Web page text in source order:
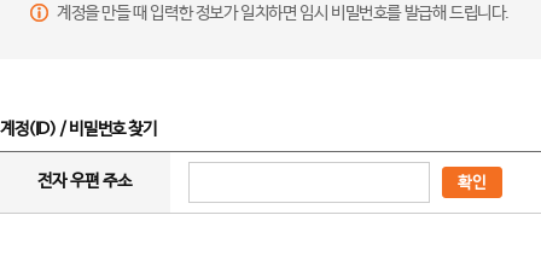
계정을 만들 때 입력한 정보가 일치하면 임시 비밀번호를 발급해 드립니다.
계정(ID) / 비밀번호 찾기
전자 우편 주소 확인